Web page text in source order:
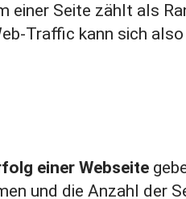
einer Seite zählt als
Traffic kann sich
einer Webseite
und die Anzahl der